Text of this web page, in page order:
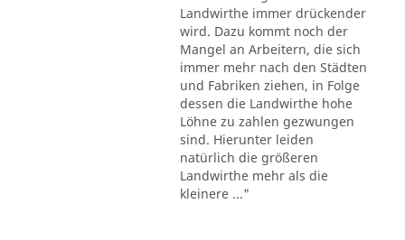
Landwirthe immer drückender
wird. Dazu kommt noch der
Mangel an Arbeitern, die sich
immer mehr nach den Städten
und Fabriken ziehen, in Folge
dessen die Landwirthe hohe
Löhne zu zahlen gezwungen
sind. Hierunter leiden
natürlich die größeren
Landwirthe mehr als die
kleinere ..."